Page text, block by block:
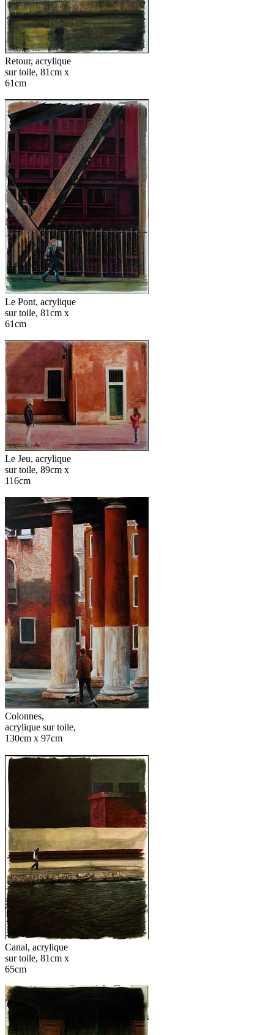
Retour, acrylique
sur toile, 81cm x
61cm
Le Pont, acrylique
sur toile, 81cm x
61cm
Le Jeu, acrylique
sur toile, 89cm x
116cm
Colonnes,
acrylique sur toile,
130cm x 97cm
Canal, acrylique
sur toile, 81cm x
65cm